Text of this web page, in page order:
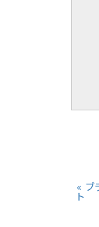
« ブ
ト